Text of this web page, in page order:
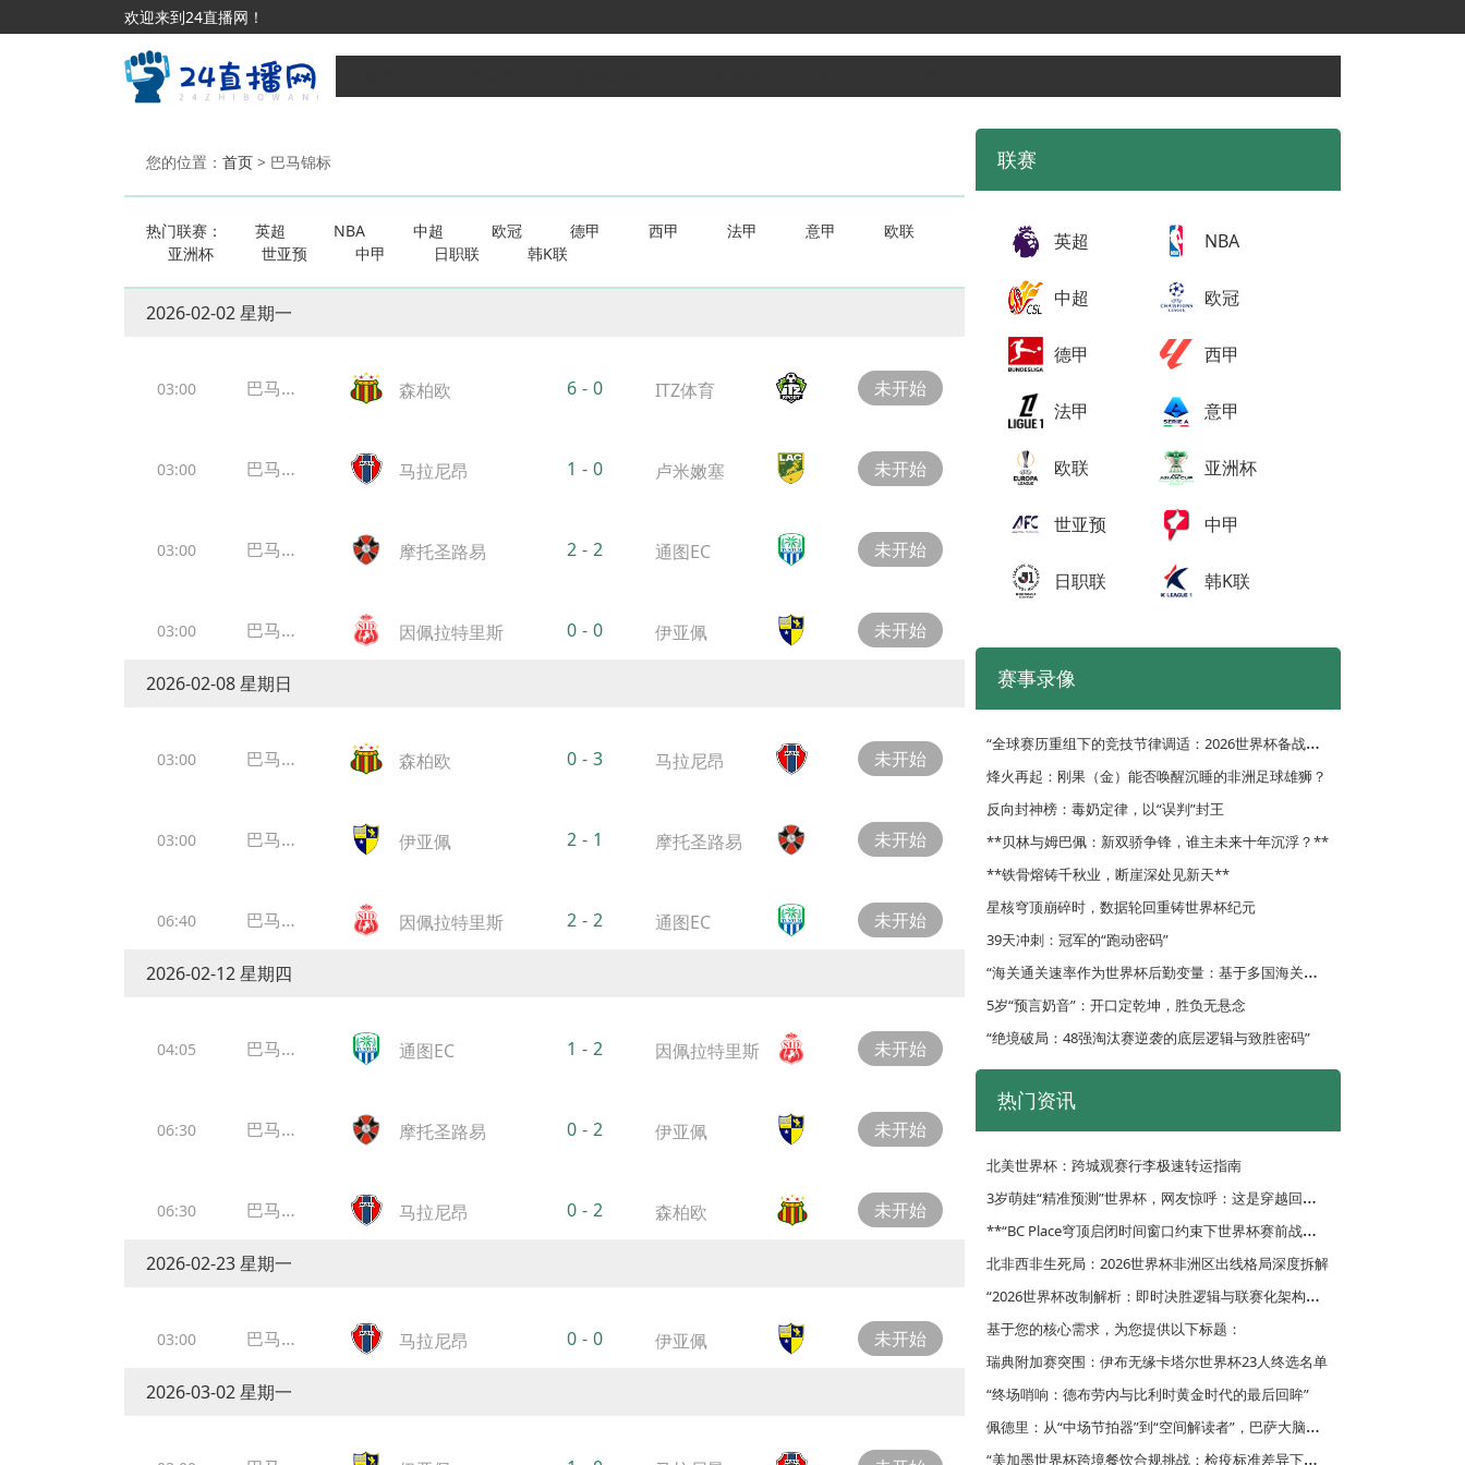
欢迎来到24直播网！
您的位置： 首页 > 巴马锦标
热门联赛： 英超 NBA 中超 欧冠 德甲 西甲 法甲 意甲
欧联
亚洲杯
世亚预 中甲 日职联 韩K联
2026-02-02 星期一
03:00
巴马锦
森柏欧 6 - 0 ITZ体育 未开始
03:00
巴马锦
马拉尼昂 1 - 0 卢米嫩塞 未开始
03:00
巴马锦
摩托圣路易 2 - 2 通图EC 未开始
03:00
巴马锦
因佩拉特里斯 0 - 0 伊亚佩 未开始
2026-02-08 星期日
03:00
巴马锦
森柏欧 0 - 3 马拉尼昂 未开始
03:00
巴马锦
伊亚佩 2 - 1 摩托圣路易 未开始
06:40
巴马锦
因佩拉特里斯 2 - 2 通图EC 未开始
2026-02-12 星期四
04:05
巴马锦
通图EC 1 - 2 因佩拉特里斯 未开始
06:30
巴马锦
摩托圣路易 0 - 2 伊亚佩 未开始
06:30
巴马锦
马拉尼昂 0 - 2 森柏欧 未开始
2026-02-23 星期一
03:00
巴马锦
马拉尼昂 0 - 0 伊亚佩 未开始
2026-03-02 星期一
联赛
英超 NBA
中超 欧冠
德甲 西甲
法甲 意甲
欧联 亚洲杯
世亚预 中甲
日职联 韩K联
赛事录像
“
全球赛历重组下的竞技节律调适：2026世界杯备战体系的拓扑升级路径”
烽火再起：刚果（金）能否唤醒沉睡的非洲足球雄狮？
反向封神榜：毒奶定律，以“误判”封王
**贝林与姆巴佩：新双骄争锋，谁主未来十年沉浮？**
**铁骨熔铸千秋业，断崖深处见新天**
星核穹顶崩碎时，数据轮回重铸世界杯纪元
39天冲刺：冠军的“跑动密码”
“
海关通关速率作为世界杯后勤变量：基于多国海关运作体系的战术评估框架”
5岁“预言奶音”：开口定乾坤，胜负无悬念
“绝境破局：48强淘汰赛逆袭的底层逻辑与致胜密码”
热门资讯
北美世界杯：跨城观赛行李极速转运指南
3
岁萌娃“精准预测”世界杯，网友惊呼：这是穿越回来的吧？
*
*“BC Place穹顶启闭时间窗口约束下世界杯赛前战术训练周期的自适应优化调度策略”**
北非西非生死局：2026世界杯非洲区出线格局深度拆解
“
2026世界杯改制解析：即时决胜逻辑与联赛化架构中的战术演化路径”
基于您的核心需求，为您提供以下标题：
瑞典附加赛突围：伊布无缘卡塔尔世界杯23人终选名单
“终场哨响：德布劳内与比利时黄金时代的最后回眸”
佩
德里：从“中场节拍器”到“空间解读者”，巴萨大脑如何重构比赛层次
“
美加墨世界杯跨境餐饮合规挑战：检疫标准差异下的冷链物流协同策略”